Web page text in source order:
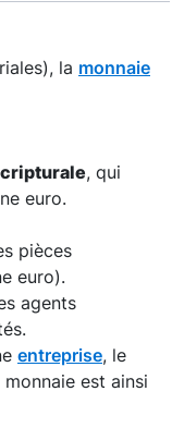
la monnaie
, qui
euro.
pièces
euro).
agents
entreprise, le
est ainsi